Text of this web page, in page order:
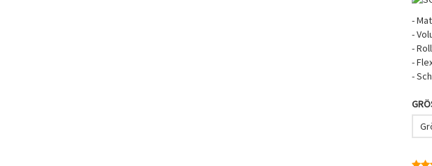
-
-
-
-
-